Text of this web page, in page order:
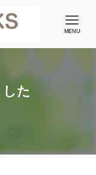
MENU
た